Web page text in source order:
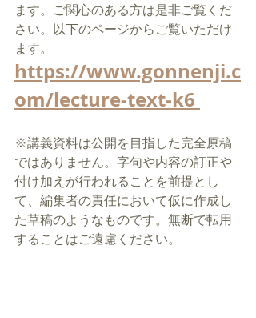
ます。ご関心のある方は是非ご覧くだ
さい。以下のページからご覧いただけ
ます。
https://www.gonnenji.c
om/lecture-text-k6
※講義資料は公開を目指した完全原稿
ではありません。字句や内容の訂正や
付け加えが行われることを前提とし
て、編集者の責任において仮に作成し
た草稿のようなものです。無断で転用
することはご遠慮ください。